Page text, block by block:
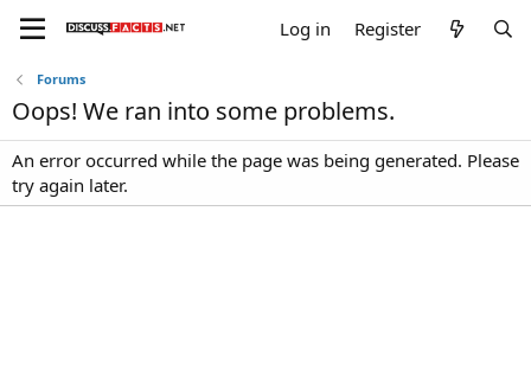
Log in Register
Forums
Oops! We ran into some problems.
An error occurred while the page was being generated. Please
try again later.